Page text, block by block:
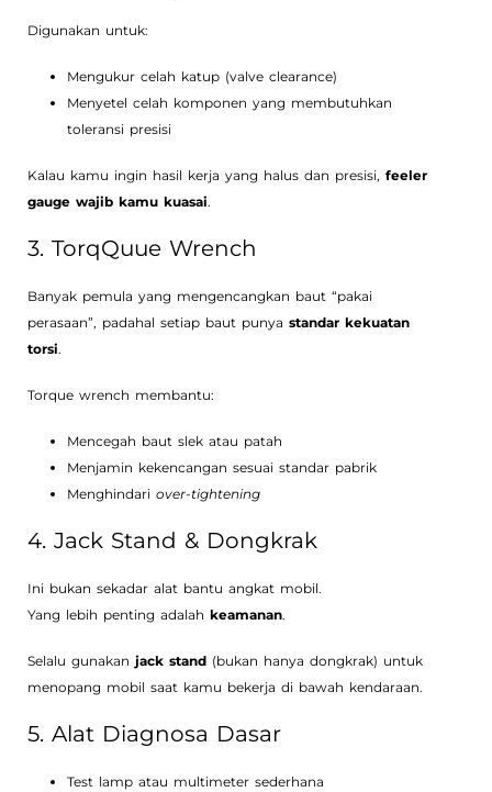
Digunakan untuk:
Mengukur celah katup (valve clearance)
Menyetel celah komponen yang membutuhkan
toleransi presisi
Kalau kamu ingin hasil kerja yang halus dan presisi, feeler
gauge wajib kamu kuasai.
3. TorqQuue Wrench
Banyak pemula yang mengencangkan baut “pakai
perasaan”, padahal setiap baut punya standar kekuatan
torsi.
Torque wrench membantu:
Mencegah baut slek atau patah
Menjamin kekencangan sesuai standar pabrik
Menghindari over-tightening
4. Jack Stand & Dongkrak
Ini bukan sekadar alat bantu angkat mobil.
Yang lebih penting adalah keamanan.
Selalu gunakan jack stand (bukan hanya dongkrak) untuk
menopang mobil saat kamu bekerja di bawah kendaraan.
5. Alat Diagnosa Dasar
Test lamp atau multimeter sederhana